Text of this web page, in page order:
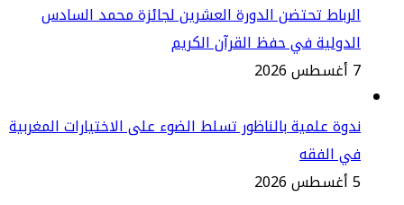
تحتضن الدورة العشرين لجائزة محمد السادس
في حفظ القرآن الكريم
علمية بالناظور تسلط الضوء على الاختيارات المغربية
الفقه